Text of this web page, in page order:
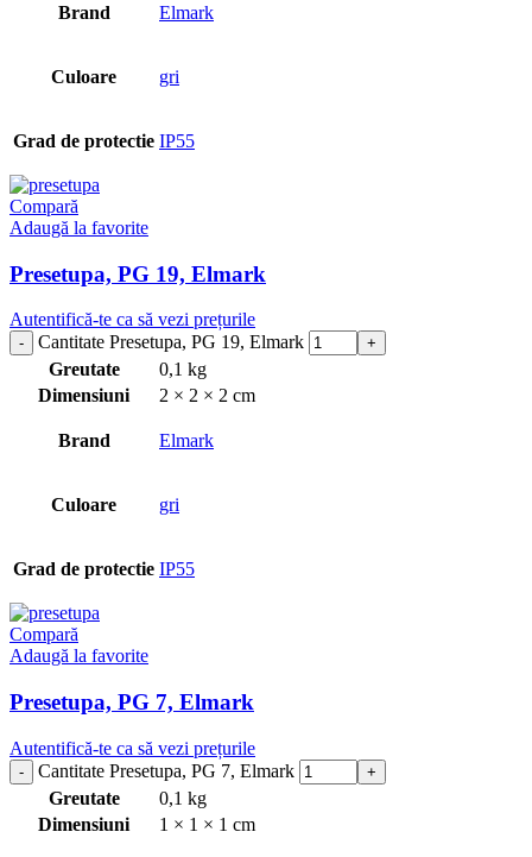
Brand Elmark
Culoare gri
Grad de protectie IP55
Compară
Adaugă la favorite
Presetupa, PG 19, Elmark
Autentifică-te ca să vezi prețurile
Cantitate Presetupa, PG 19, Elmark
Greutate
0,1 kg
Dimensiuni
2 × 2 × 2 cm
Brand Elmark
Culoare gri
Grad de protectie IP55
Compară
Adaugă la favorite
Presetupa, PG 7, Elmark
Autentifică-te ca să vezi prețurile
Cantitate Presetupa, PG 7, Elmark
Greutate
0,1 kg
Dimensiuni
1 × 1 × 1 cm